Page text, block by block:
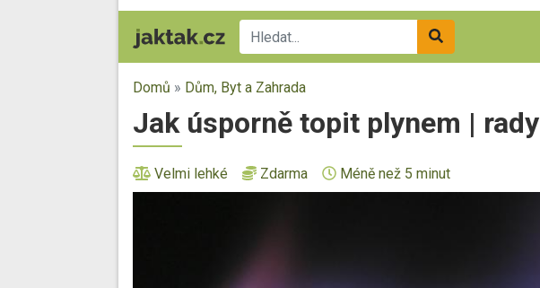
Domů » Dům, Byt a Zahrada
Jak úsporně topit plynem | rady
Velmi lehké Zdarma Méně než 5 minut